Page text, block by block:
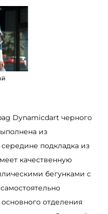
Dynamicdart черного
из
подкладка из
качественную
бегунками с
отделения